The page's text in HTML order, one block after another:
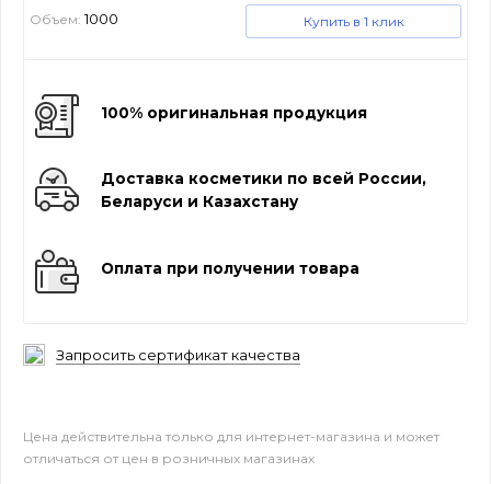
Объем: 1000 Купить в 1 клик
100% оригинальная продукция
Доставка косметики по всей России,
Беларуси и Казахстану
Оплата при получении товара
Запросить сертификат качества
Цена действительна только для интернет-магазина и может
отличаться от цен в розничных магазинах